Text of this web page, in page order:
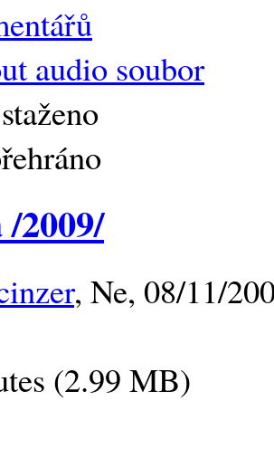
audio soubor
2009/
, Ne, 08/11/
(2.99 MB)